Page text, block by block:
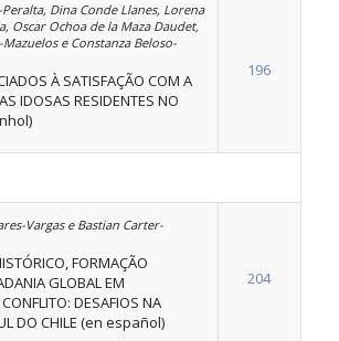
Dina Conde Llanes, Lorena
Oscar Ochoa de la Maza Daudet,
e Constanza Beloso-
À SATISFAÇÃO COM A
IDOSAS RESIDENTES NO
196
Vargas e Bastian Carter-
FORMAÇÃO
GLOBAL EM
DESAFIOS NA
DO CHILE (en español)
204